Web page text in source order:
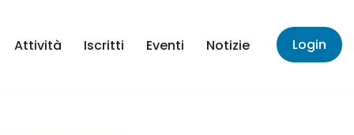
Attività Iscritti Eventi Notizie Login